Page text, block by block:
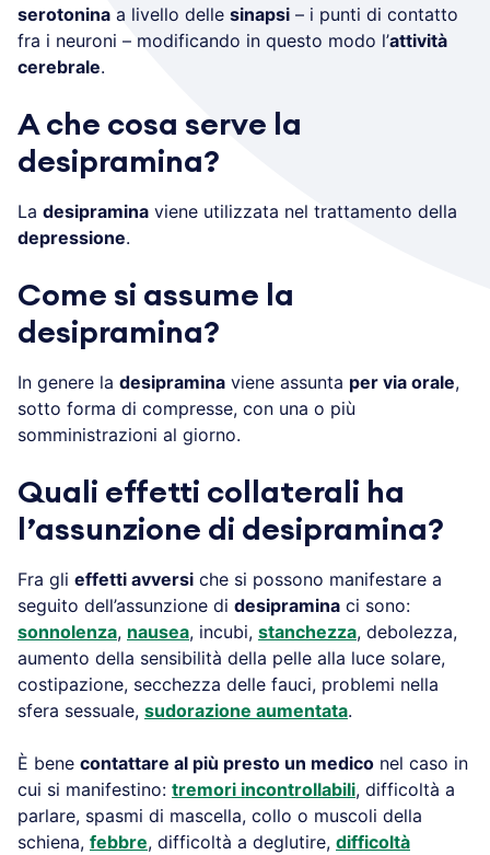
serotonina a livello delle sinapsi – i punti di contatto
fra i neuroni – modificando in questo modo l’attività
cerebrale.
A che cosa serve la
desipramina?
La desipramina viene utilizzata nel trattamento della
depressione.
Come si assume la
desipramina?
In genere la desipramina viene assunta per via orale,
sotto forma di compresse, con una o più
somministrazioni al giorno.
Quali effetti collaterali ha
l’assunzione di desipramina?
Fra gli effetti avversi che si possono manifestare a
seguito dell’assunzione di desipramina ci sono:
sonnolenza, nausea, incubi, stanchezza, debolezza,
aumento della sensibilità della pelle alla luce solare,
costipazione, secchezza delle fauci, problemi nella
sfera sessuale, sudorazione aumentata.
È bene contattare al più presto un medico nel caso in
cui si manifestino: tremori incontrollabili, difficoltà a
parlare, spasmi di mascella, collo o muscoli della
schiena, febbre, difficoltà a deglutire, difficoltà